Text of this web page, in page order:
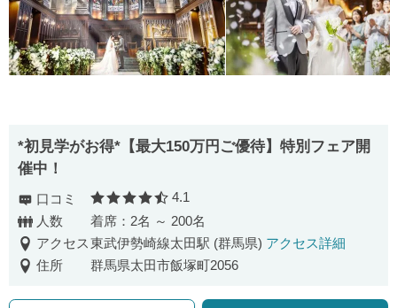
*初見学がお得*【最大150万円ご優待】特別フェア開
催中！
口コミ 口コミ評価
4.1
人数
着席：2名 ～ 200名
アクセス東武伊勢崎線太田駅 (群馬県) アクセス詳細
住所
群馬県太田市飯塚町2056